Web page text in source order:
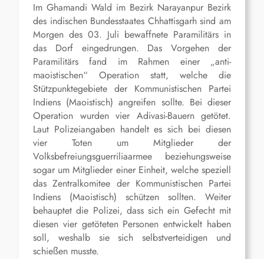
Im Ghamandi Wald im Bezirk Narayanpur Bezirk
des indischen Bundesstaates Chhattisgarh sind am
Morgen des 03. Juli bewaffnete Paramilitärs in
das Dorf eingedrungen. Das Vorgehen der
Paramilitärs fand im Rahmen einer „anti-
maoistischen“ Operation statt, welche die
Stützpunktegebiete der Kommunistischen Partei
Indiens (Maoistisch) angreifen sollte. Bei dieser
Operation wurden vier Adivasi-Bauern getötet.
Laut Polizeiangaben handelt es sich bei diesen
vier Toten um Mitglieder der
Volksbefreiungsguerriliaarmee beziehungsweise
sogar um Mitglieder einer Einheit, welche speziell
das Zentralkomitee der Kommunistischen Partei
Indiens (Maoistisch) schützen sollten. Weiter
behauptet die Polizei, dass sich ein Gefecht mit
diesen vier getöteten Personen entwickelt haben
soll, weshalb sie sich selbstverteidigen und
schießen musste.